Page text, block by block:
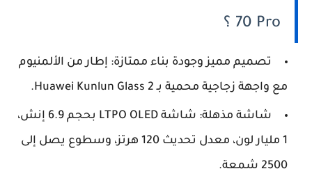
70 Pro ؟
تصميم مميز وجودة بناء ممتازة: إطار من الألمنيوم
مع واجهة زجاجية محمية بـ Huawei Kunlun Glass 2.
شاشة مذهلة: شاشة LTPO OLED بحجم 6.9 إنش،
1 مليار لون، معدل تحديث 120 هرتز، وسطوع يصل إلى
2500 شمعة.